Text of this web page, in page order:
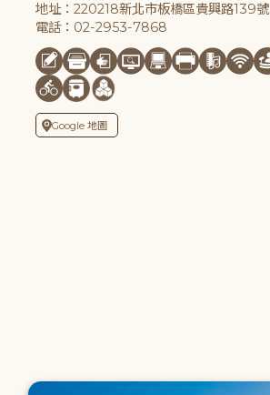
地址：220218新北市板橋區貴興路139號
電話：02-2953-7868
Google 地圖